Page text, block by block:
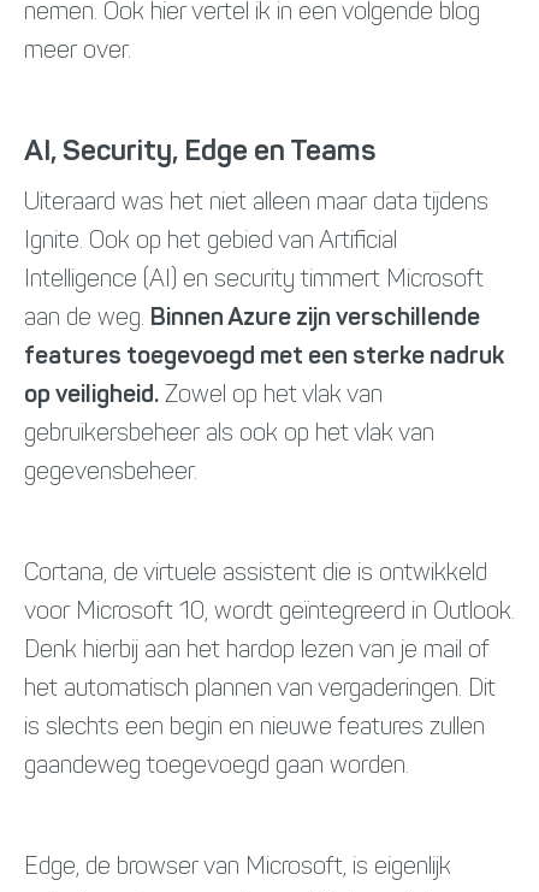
nemen. Ook hier vertel ik in een volgende blog
meer over.
AI, Security, Edge en Teams
Uiteraard was het niet alleen maar data tijdens
Ignite. Ook op het gebied van Artificial
Intelligence (AI) en security timmert Microsoft
aan de weg. Binnen Azure zijn verschillende
features toegevoegd met een sterke nadruk
op veiligheid. Zowel op het vlak van
gebruikersbeheer als ook op het vlak van
gegevensbeheer.
Cortana, de virtuele assistent die is ontwikkeld
voor Microsoft 10, wordt geïntegreerd in Outlook.
Denk hierbij aan het hardop lezen van je mail of
het automatisch plannen van vergaderingen. Dit
is slechts een begin en nieuwe features zullen
gaandeweg toegevoegd gaan worden.
Edge, de browser van Microsoft, is eigenlijk